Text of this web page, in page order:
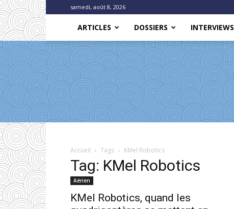
samedi, août 8, 2026
ARTICLES DOSSIERS INTERVIEWS
Accueil Tags KMel Robotics
Tag: KMel Robotics
Aérien
KMel Robotics, quand les